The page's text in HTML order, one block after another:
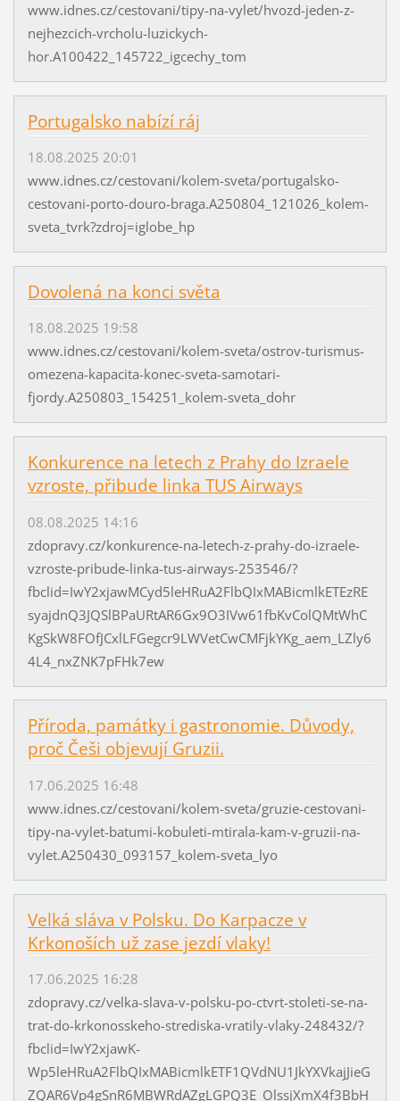
www.idnes.cz/cestovani/tipy-na-vylet/hvozd-jeden-z-
nejhezcich-vrcholu-luzickych-
hor.A100422_145722_igcechy_tom
Portugalsko nabízí ráj
18.08.2025 20:01
www.idnes.cz/cestovani/kolem-sveta/portugalsko-
cestovani-porto-douro-braga.A250804_121026_kolem-
sveta_tvrk?zdroj=iglobe_hp
Dovolená na konci světa
18.08.2025 19:58
www.idnes.cz/cestovani/kolem-sveta/ostrov-turismus-
omezena-kapacita-konec-sveta-samotari-
fjordy.A250803_154251_kolem-sveta_dohr
Konkurence na letech z Prahy do Izraele
vzroste, přibude linka TUS Airways
08.08.2025 14:16
zdopravy.cz/konkurence-na-letech-z-prahy-do-izraele-
vzroste-pribude-linka-tus-airways-253546/?
fbclid=IwY2xjawMCyd5leHRuA2FlbQIxMABicmlkETEzRE
syajdnQ3JQSlBPaURtAR6Gx9O3IVw61fbKvColQMtWhC
KgSkW8FOfJCxlLFGegcr9LWVetCwCMFjkYKg_aem_LZly6
4L4_nxZNK7pFHk7ew
Příroda, památky i gastronomie. Důvody,
proč Češi objevují Gruzii.
17.06.2025 16:48
www.idnes.cz/cestovani/kolem-sveta/gruzie-cestovani-
tipy-na-vylet-batumi-kobuleti-mtirala-kam-v-gruzii-na-
vylet.A250430_093157_kolem-sveta_lyo
Velká sláva v Polsku. Do Karpacze v
Krkonoších už zase jezdí vlaky!
17.06.2025 16:28
zdopravy.cz/velka-slava-v-polsku-po-ctvrt-stoleti-se-na-
trat-do-krkonosskeho-strediska-vratily-vlaky-248432/?
fbclid=IwY2xjawK-
Wp5leHRuA2FlbQIxMABicmlkETF1QVdNU1JkYXVkajJieG
ZQAR6Vp4gSnR6MBWRdAZgLGPQ3E_OlssjXmX4f3BbH